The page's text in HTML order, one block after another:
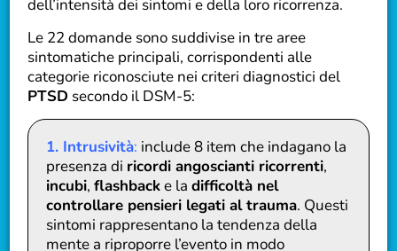
dell’intensità dei sintomi e della loro ricorrenza.
Le 22 domande sono suddivise in tre aree
sintomatiche principali, corrispondenti alle
categorie riconosciute nei criteri diagnostici del
PTSD secondo il DSM-5:
1. Intrusività: include 8 item che indagano la
presenza di ricordi angoscianti ricorrenti,
incubi,flashbacke ladifficoltà nel
controllare pensieri legati al trauma. Questi
sintomi rappresentano la tendenza della
mente a riproporre l’evento in modo